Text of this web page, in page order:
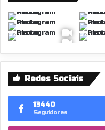
Redes Sociais
13440
Seguidores